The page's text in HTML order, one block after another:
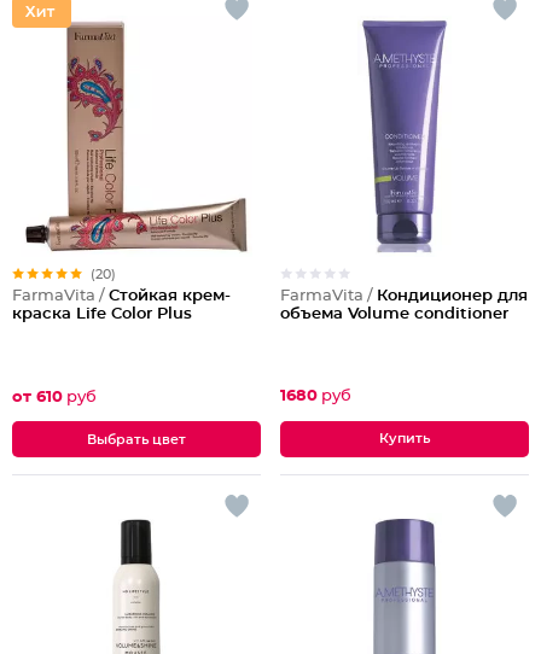
(20)
FarmaVita / Стойкая крем-
краска Life Color Plus
от 610 руб
Выбрать цвет
FarmaVita / Кондиционер для
объема Volume conditioner
1680 руб